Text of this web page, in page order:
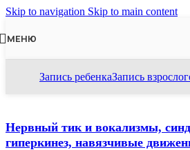
Skip to navigation Skip to main content
МЕНЮ
Запись ребенкаЗапись
Нервный тик и вокализмы,
гиперкинез, навязчивые